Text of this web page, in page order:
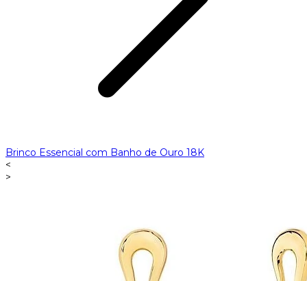
Brinco Essencial com Banho de Ouro 18K
<
>